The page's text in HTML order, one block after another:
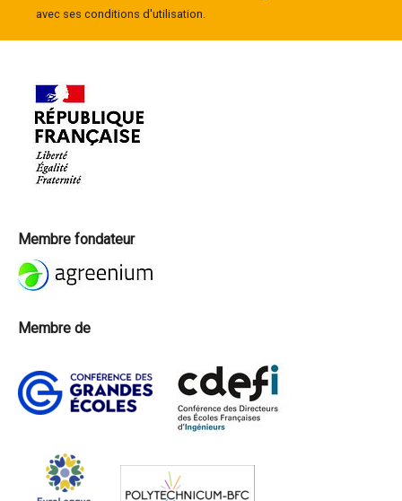
avec ses conditions d'utilisation.
Membre fondateur
Membre de